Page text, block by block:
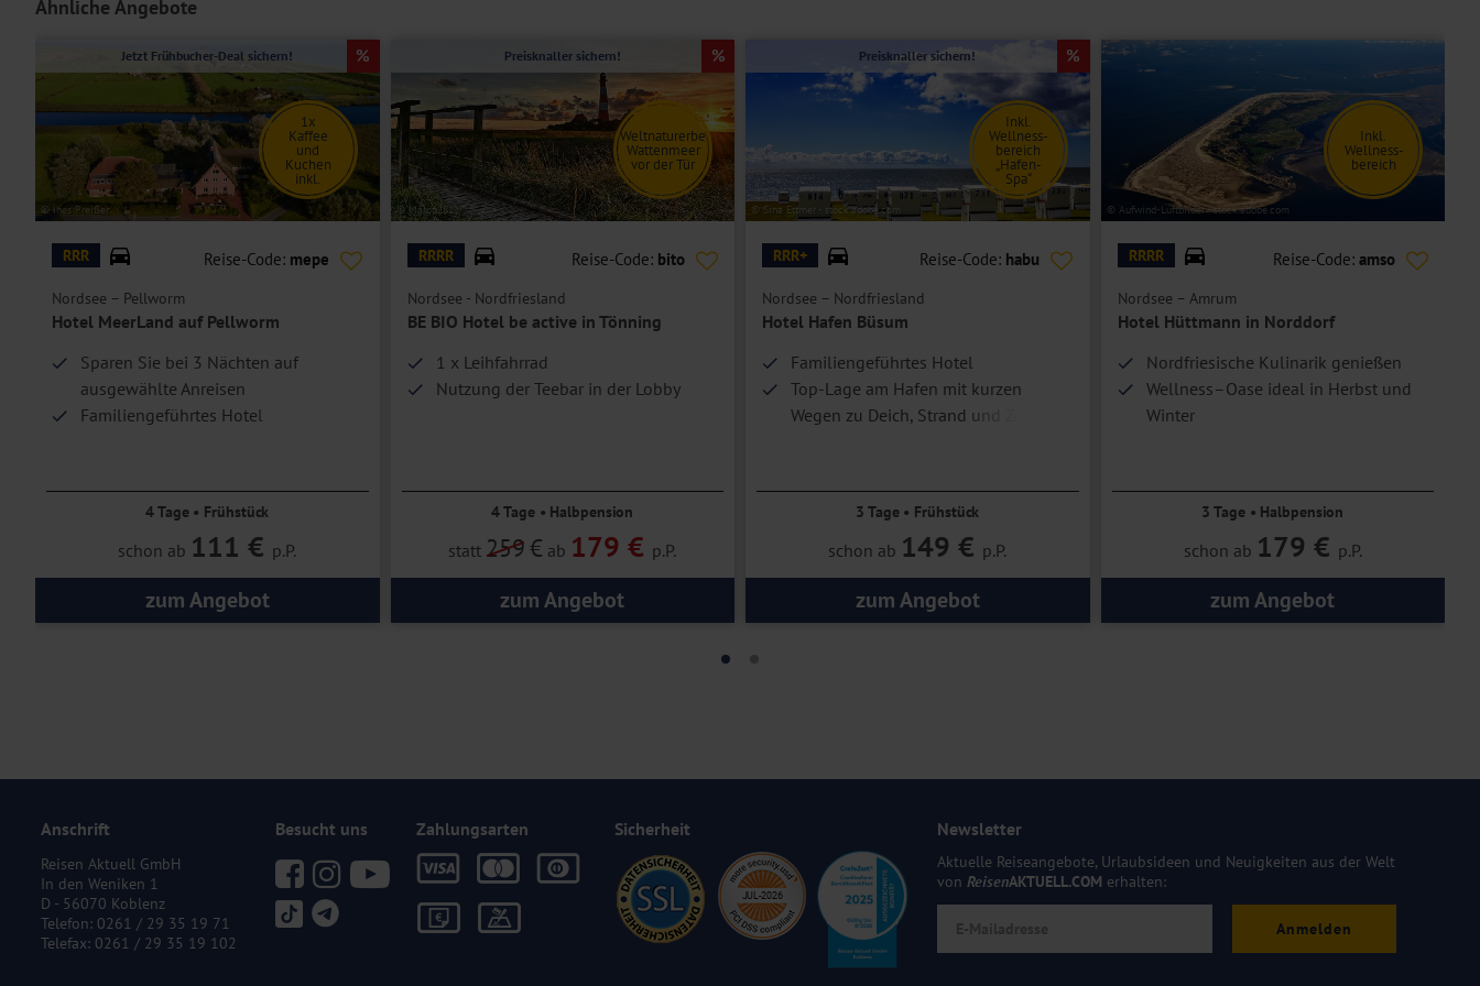
Ähnliche Angebote
© Ines Preißer
1x
Kaffee
und
Kuchen
inkl.
Jetzt Frühbucher-Deal sichern!
RRR Reise-Code: mepe
Nordsee – Pellworm
Hotel MeerLand auf Pellworm
Sparen Sie bei 3 Nächten auf
ausgewählte Anreisen
Familiengeführtes Hotel
4 Tage • Frühstück
schon ab 111 € p.P.
zum Angebot
© Marco2811
Weltnaturerbe
Wattenmeer
vor der Tür
Preisknaller sichern!
RRRR Reise-Code: bito
Nordsee - Nordfriesland
BE BIO Hotel be active in Tönning
1 x Leihfahrrad
Nutzung der Teebar in der Lobby
4 Tage • Halbpension
statt 259€ ab 179 € p.P.
zum Angebot
© Sina Ettmer - stock.adobe.com
Inkl.
Wellness-
bereich
„Hafen-
Spa“
Preisknaller sichern!
RRR+ Reise-Code: habu
Nordsee – Nordfriesland
Hotel Hafen Büsum
Familiengeführtes Hotel
Top-Lage am Hafen mit kurzen
Wegen zu Deich, Strand und Zentrum
3 Tage • Frühstück
schon ab 149 € p.P.
zum Angebot
© Aufwind-Luftbilder - stock.adobe.com
Inkl.
Wellness-
bereich
RRRR Reise-Code: amso
Nordsee – Amrum
Hotel Hüttmann in Norddorf
Nordfriesische Kulinarik genießen
Wellness–Oase ideal in Herbst und
Winter
3 Tage • Halbpension
schon ab 179 € p.P.
zum Angebot
Anschrift
Reisen Aktuell GmbH
In den Weniken 1
D - 56070 Koblenz
Telefon: 0261 / 29 35 19 71
Telefax: 0261 / 29 35 19 102
Besucht uns Zahlungsarten Sicherheit Newsletter
Aktuelle Reiseangebote, Urlaubsideen und Neuigkeiten aus der Welt
von ReisenAKTUELL.COM erhalten:
Anmelden